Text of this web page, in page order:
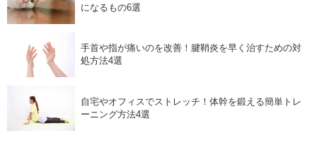
になるもの6選
手首や指が痛いのを改善！腱鞘炎を早く治すための対
処方法4選
自宅やオフィスでストレッチ！体幹を鍛える簡単トレ
ーニング方法4選